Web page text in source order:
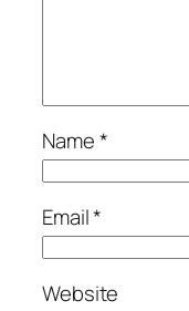
Name*
Email*
Website